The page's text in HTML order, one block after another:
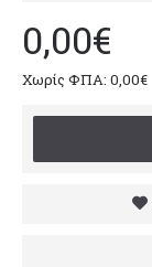
0,00€
Χωρίς ΦΠΑ: 0,00€